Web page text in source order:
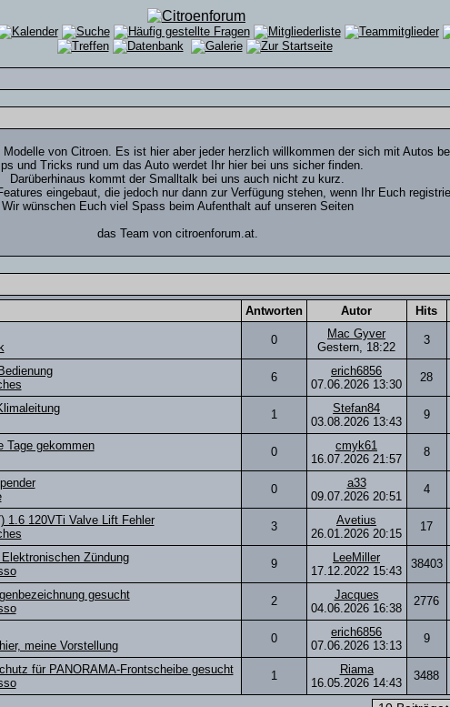
von Citroen. Es ist hier aber jeder herzlich willkommen der sich mit Autos
und Tricks rund um das Auto werdet Ihr hier bei uns sicher finden.
Darüberhinaus kommt der Smalltalk bei uns auch nicht zu kurz.
eingebaut, die jedoch nur dann zur Verfügung stehen, wenn Ihr Euch
Wir wünschen Euch viel Spass beim Aufenthalt auf unseren Seiten
das Team von citroenforum.at.
Antworten Autor Hits
0
Mac Gyver
Gestern, 18:22
3
6
erich6856
07.06.2026 13:30
28
1
Stefan84
03.08.2026 13:43
9
Tage gekommen
0
cmyk61
16.07.2026 21:57
8
0
a33
09.07.2026 20:51
4
1.6 120VTi Valve Lift Fehler
3
Avetius
26.01.2026 20:15
17
Zündung
9
LeeMiller
17.12.2022 15:43
38403
gesucht
2
Jacques
04.06.2026 16:38
2776
meine Vorstellung
0
erich6856
07.06.2026 13:13
9
für PANORAMA-Frontscheibe gesucht
1
Riama
16.05.2026 14:43
3488